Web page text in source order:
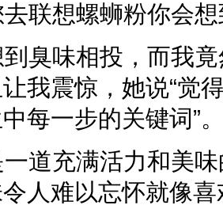
联想螺蛳粉你会
臭味相投，而我
我震惊，她说“觉
每一步的关键词”
道充满活力和美
人难以忘怀就像